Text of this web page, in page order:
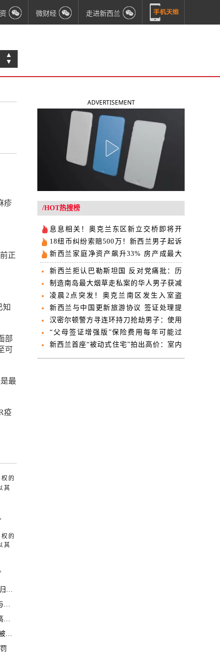
微财经 走进新西兰
▲
▼
疹
正
知
部
可
最
疫
的
其
的
其
！
”
ADVERTISEMENT
/HOT热搜榜
息息相关！奥克兰东区新立交桥即将开
通，交通迎来大变局！
18纽币纠纷索赔500万！新西兰男子起诉
银行两度败诉
新西兰家庭净资产飙升33% 房产成最大
财富引擎
新西兰拒认巴勒斯坦国 反对党痛批：历
史性错误决策
制造南岛最大烟草走私案的华人男子获减
刑 曾夜盗海关仓库
凌晨2点突发！奥克兰南区发生入室盗
窃，2人当场被抓！
新西兰与中国更新旅游协议 签证处理提
速至5天
汉密尔顿警方寻连环持刀抢劫男子：使用
电动滑板车出没
“父母签证增强版”保险费用每年可能过
万，移民表示负担不起
新西兰首座“被动式住宅”拍出高价：室内
全年舒适恒温